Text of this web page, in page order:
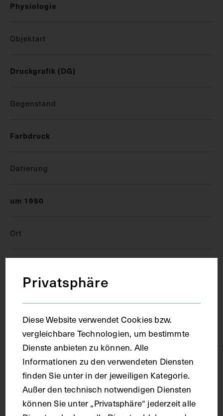
Physiologie
Objektart
Druckgrafik (DG)
Gegenstand
Farbdruck
Datierung
um 1950
Ort
Papier
Technik
Farbdruck
Privatsphäre
Diese Website verwendet Cookies bzw.
vergleichbare Technologien, um bestimmte
Dienste anbieten zu können. Alle
Informationen zu den verwendeten Diensten
finden Sie unter in der jeweiligen Kategorie.
Außer den technisch notwendigen Diensten
können Sie unter „Privatsphäre“ jederzeit alle